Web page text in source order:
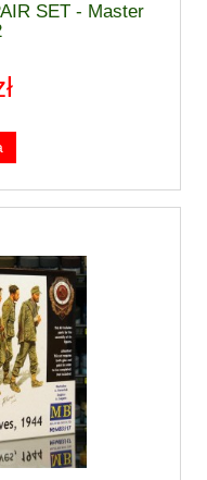
SET - Master